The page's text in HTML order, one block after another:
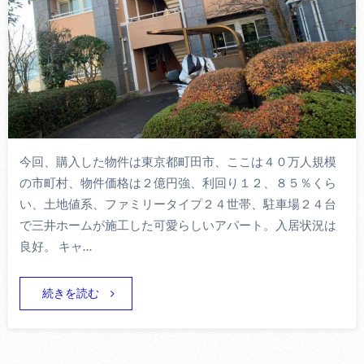
今回、購入した物件は東京都町田市、ここは４０万人規模
の市町村、物件価格は２億円強、利回り１２、８５％くら
い、土地値系、ファミリータイプ２４世帯、駐車場２４台
で三井ホームが施工した可愛らしいアパート。入居状況は
良好。 キャ…
続きを読む